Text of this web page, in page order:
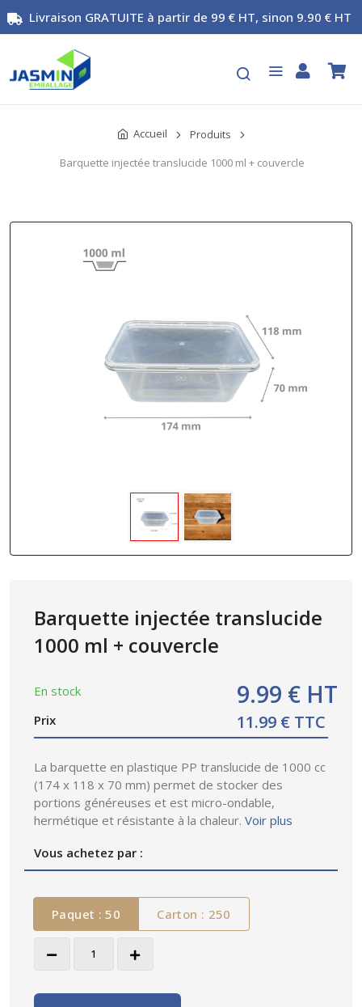
Livraison GRATUITE à partir de 99 € HT, sinon 9.90 € HT
Accueil
Produits
Barquette injectée translucide 1000 ml + couvercle
Barquette injectée translucide
1000 ml + couvercle
En stock
Prix
9.99 € HT
11.99 € TTC
La barquette en plastique PP translucide de 1000 cc
(174 x 118 x 70 mm) permet de stocker des
portions généreuses et est micro-ondable,
hermétique et résistante à la chaleur. Voir plus
Vous achetez par :
Paquet : 50 Carton : 250